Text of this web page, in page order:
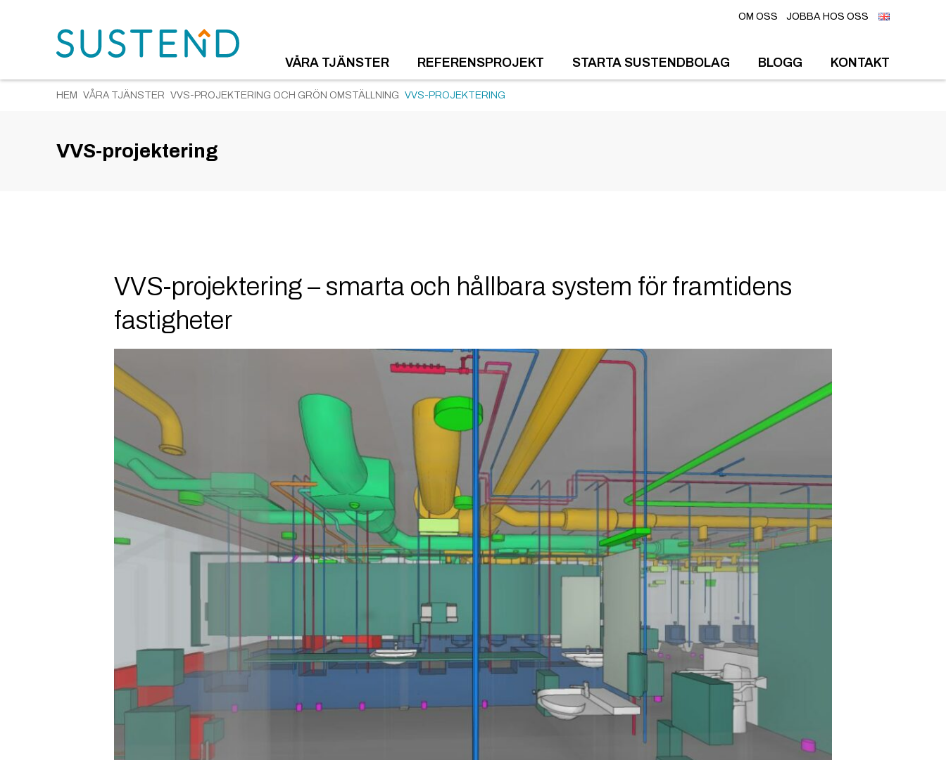
OM OSS JOBBA HOS OSS
VÅRA TJÄNSTER REFERENSPROJEKT STARTA SUSTENDBOLAG BLOGG KONTAKT
HEM VÅRA TJÄNSTER VVS-PROJEKTERING OCH GRÖN OMSTÄLLNING VVS-PROJEKTERING
VVS-projektering
VVS-projektering – smarta och hållbara system för framtidens
fastigheter